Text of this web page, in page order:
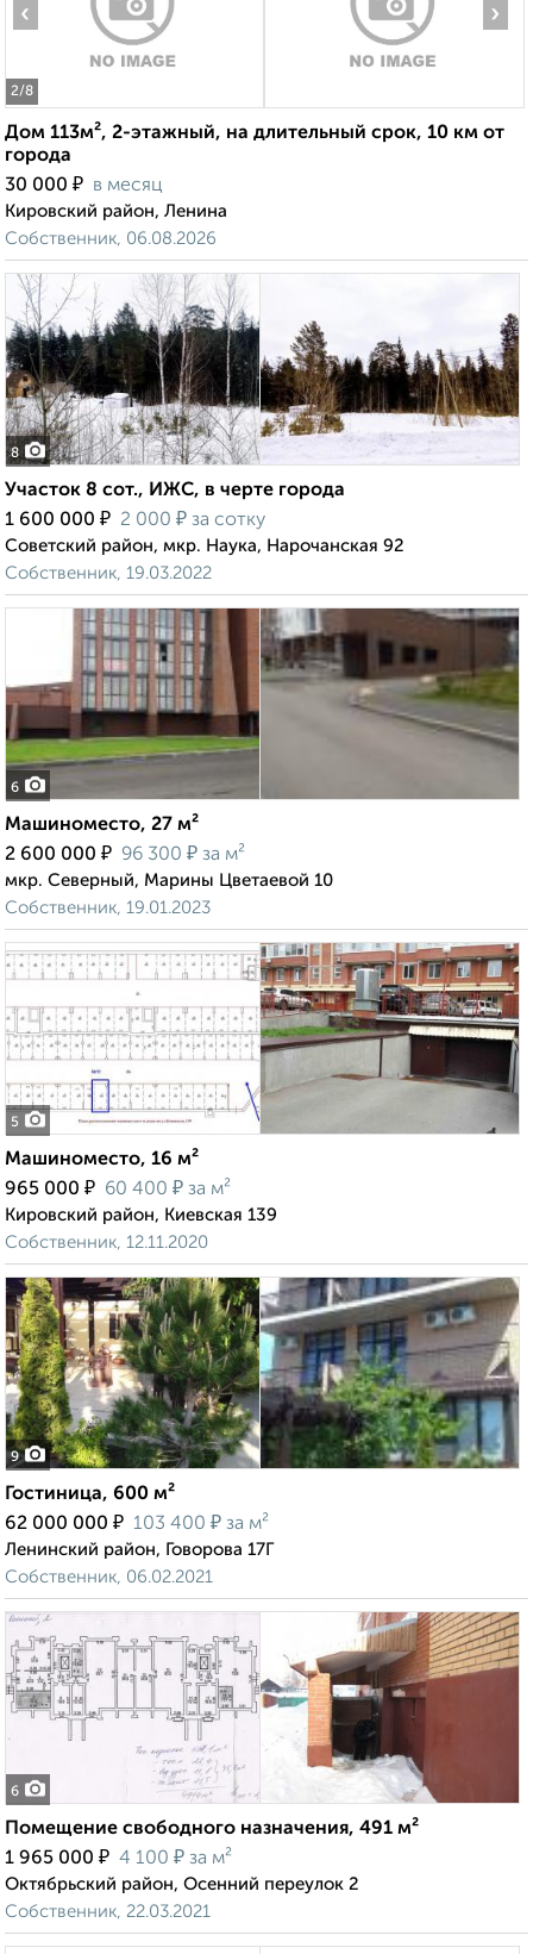
2/8
‹ ›
Дом 113м², 2-этажный, на длительный срок, 10 км от
города
30 000 ₽ в месяц
Кировский район, Ленина
Собственник, 06.08.2026
8
Участок 8 сот., ИЖС, в черте города
1 600 000 ₽ 2 000 ₽ за сотку
Советский район, мкр. Наука, Нарочанская 92
Собственник, 19.03.2022
6
Машиноместо, 27 м²
2 600 000 ₽ 96 300 ₽ за м²
мкр. Северный, Марины Цветаевой 10
Собственник, 19.01.2023
5
Машиноместо, 16 м²
965 000 ₽ 60 400 ₽ за м²
Кировский район, Киевская 139
Собственник, 12.11.2020
9
Гостиница, 600 м²
62 000 000 ₽ 103 400 ₽ за м²
Ленинский район, Говорова 17Г
Собственник, 06.02.2021
6
Помещение свободного назначения, 491 м²
1 965 000 ₽ 4 100 ₽ за м²
Октябрьский район, Осенний переулок 2
Собственник, 22.03.2021